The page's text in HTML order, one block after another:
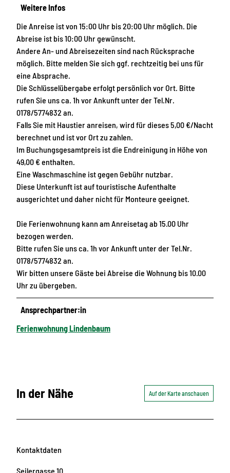
Weitere Infos
Die Anreise ist von 15:00 Uhr bis 20:00 Uhr möglich. Die
Abreise ist bis 10:00 Uhr gewünscht.
Andere An- und Abreisezeiten sind nach Rücksprache
möglich. Bitte melden Sie sich ggf. rechtzeitig bei uns für
eine Absprache.
Die Schlüsselübergabe erfolgt persönlich vor Ort. Bitte
rufen Sie uns ca. 1h vor Ankunft unter der Tel.Nr.
0178/5774832 an.
Falls Sie mit Haustier anreisen, wird für dieses 5,00 €/Nacht
berechnet und ist vor Ort zu zahlen.
Im Buchungsgesamtpreis ist die Endreinigung in Höhe von
49,00 € enthalten.
Eine Waschmaschine ist gegen Gebühr nutzbar.
Diese Unterkunft ist auf touristische Aufenthalte
ausgerichtet und daher nicht für Monteure geeignet.
Die Ferienwohnung kann am Anreisetag ab 15.00 Uhr
bezogen werden.
Bitte rufen Sie uns ca. 1h vor Ankunft unter der Tel.Nr.
0178/5774832 an.
Wir bitten unsere Gäste bei Abreise die Wohnung bis 10.00
Uhr zu übergeben.
Ansprechpartner:in
Ferienwohnung Lindenbaum
In der Nähe Auf der Karte anschauen
Kontaktdaten
Seilergasse 10